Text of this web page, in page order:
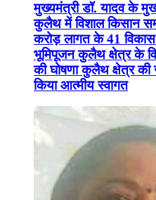
मुख्यमंत्री डॉ. यादव के
कुलैथ में विशाल किसान
करोड़ लागत के 41 विकास
भूमिपूजन कुलैथ क्षेत्र के
की घोषणा कुलैथ क्षेत्र की
किया आत्मीय स्वागत